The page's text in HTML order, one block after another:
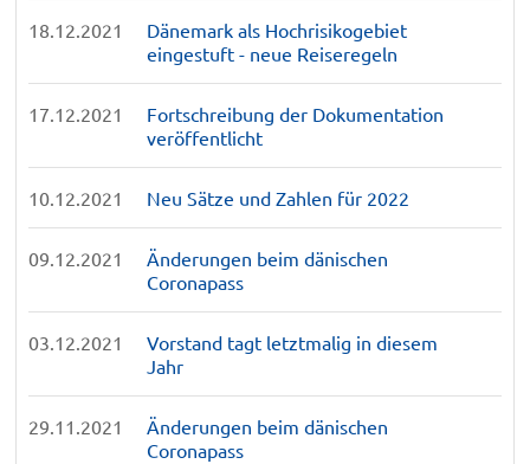
18.12.2021
Dänemark als Hochrisikogebiet
eingestuft - neue Reiseregeln
17.12.2021
Fortschreibung der Dokumentation
veröffentlicht
10.12.2021 Neu Sätze und Zahlen für 2022
09.12.2021
Änderungen beim dänischen
Coronapass
03.12.2021
Vorstand tagt letztmalig in diesem
Jahr
29.11.2021
Änderungen beim dänischen
Coronapass